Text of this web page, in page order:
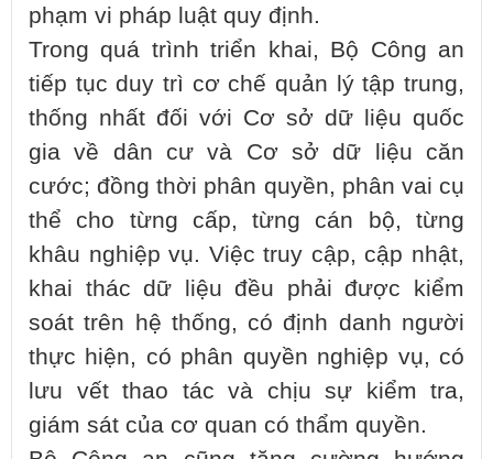
phạm vi pháp luật quy định.
Trong quá trình triển khai, Bộ Công an
tiếp tục duy trì cơ chế quản lý tập trung,
thống nhất đối với Cơ sở dữ liệu quốc
gia về dân cư và Cơ sở dữ liệu căn
cước; đồng thời phân quyền, phân vai cụ
thể cho từng cấp, từng cán bộ, từng
khâu nghiệp vụ. Việc truy cập, cập nhật,
khai thác dữ liệu đều phải được kiểm
soát trên hệ thống, có định danh người
thực hiện, có phân quyền nghiệp vụ, có
lưu vết thao tác và chịu sự kiểm tra,
giám sát của cơ quan có thẩm quyền.